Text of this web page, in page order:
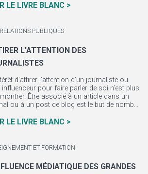
LE LIVRE BLANC >
PUBLIQUES
L'ATTENTION DES
d’attirer l’attention d’un journaliste ou
influenceur pour faire parler de soi n’est plus
Être associé à un article dans un
ou à un post de blog est le but de nomb...
LE LIVRE BLANC >
ET FORMATION
MÉDIATIQUE DES GRANDES